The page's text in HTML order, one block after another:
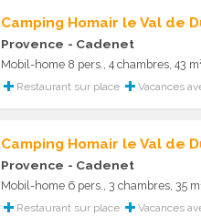
Camping Homair le Val de
Provence - Cadenet
Mobil-home 8 pers., 4 chambres, 43
Restaurant sur place Vacances
Camping Homair le Val de
Provence - Cadenet
Mobil-home 6 pers., 3 chambres, 35
Restaurant sur place Vacances